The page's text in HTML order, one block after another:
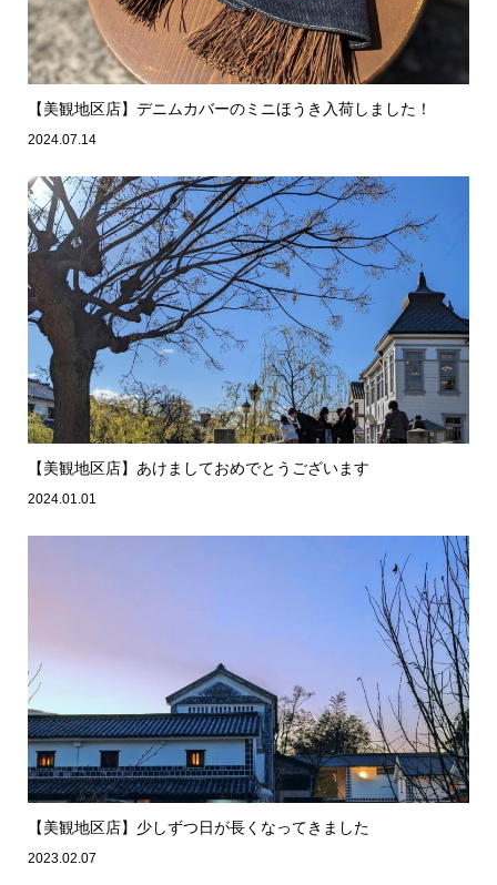
【美観地区店】デニムカバーのミニほうき入荷しました！
2024.07.14
【美観地区店】あけましておめでとうございます
2024.01.01
【美観地区店】少しずつ日が長くなってきました
2023.02.07